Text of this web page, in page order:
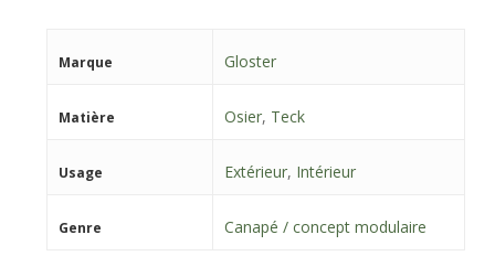
Marque Gloster
Matière Osier, Teck
Usage Extérieur, Intérieur
Genre Canapé / concept modulaire